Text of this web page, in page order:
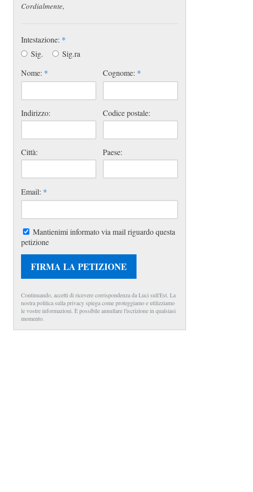
Cordialmente,
Intestazione: *
Sig.
Sig.ra
Nome: * Cognome: *
Indirizzo: Codice postale:
Città: Paese:
Email: *
Mantienimi informato via mail riguardo questa
petizione
FIRMA LA PETIZIONE
Continuando, accetti di ricevere corrispondenza da Luci sull'Est. La
nostra politica sulla privacy spiega come proteggiamo e utilizziamo
le vostre informazioni. È possibile annullare l'iscrizione in qualsiasi
momento.